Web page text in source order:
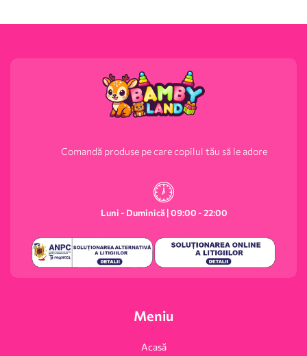
Comandă produse pe care copilul tău să le adore
Luni - Duminică | 09:00 - 22:00
Meniu
Acasă